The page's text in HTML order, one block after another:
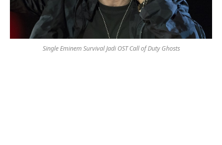
Single Eminem Survival Jadi OST Call of Duty Ghosts